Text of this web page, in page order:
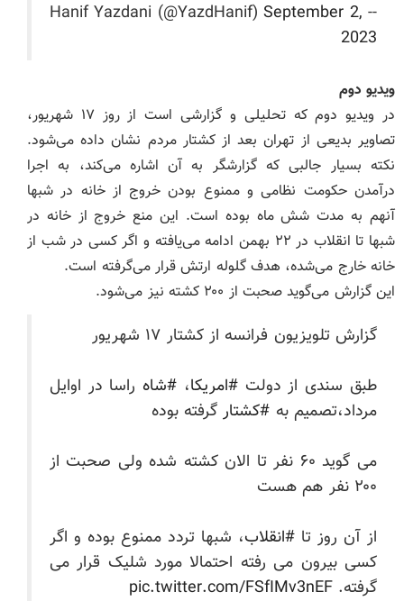
-- Hanif Yazdani (@YazdHanif)
September 2,
2023
ویدیو دوم
در ویدیو دوم که تحلیلی و گزارشی است از روز ۱۷ شهریور،
تصاویر بدیعی از تهران بعد از کشتار مردم نشان داده می‌شود.
نکته بسیار جالبی که گزارشگر به آن اشاره می‌کند، به اجرا
درآمدن حکومت نظامی و ممنوع بودن خروج از خانه در شبها
آنهم به مدت شش ماه بوده است. این منع خروج از خانه در
شبها تا انقلاب در ۲۲ بهمن ادامه می‌یافته و اگر کسی در شب از
خانه خارج می‌شده، هدف گلوله ارتش قرار می‌گرفته است.
این گزارش می‌گوید صحبت از ۲۰۰ کشته نیز می‌شود.
گزارش تلویزیون فرانسه از کشتار ۱۷ شهریور
طبق سندی از دولت #امریکا، #شاه راسا در اوایل
مرداد،تصمیم به #کشتار گرفته بوده
می گوید ۶۰ نفر تا الان کشته شده ولی صحبت از
۲۰۰ نفر هم هست
از آن روز تا #انقلاب، شبها تردد ممنوع بوده و اگر
کسی بیرون می رفته احتمالا مورد شلیک قرار می
گرفته.pic.twitter.com/FSfIMv3nEF